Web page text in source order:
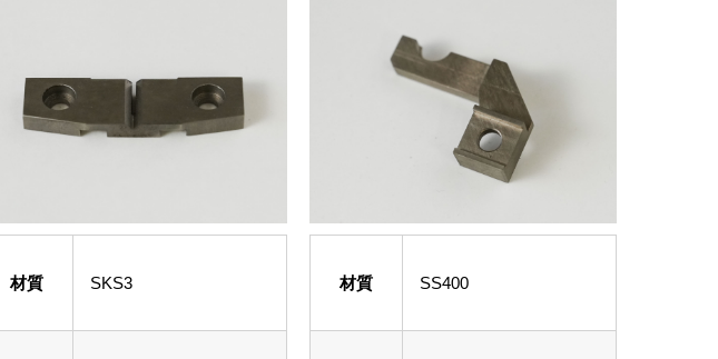
材質 SKS3 材質 SS400